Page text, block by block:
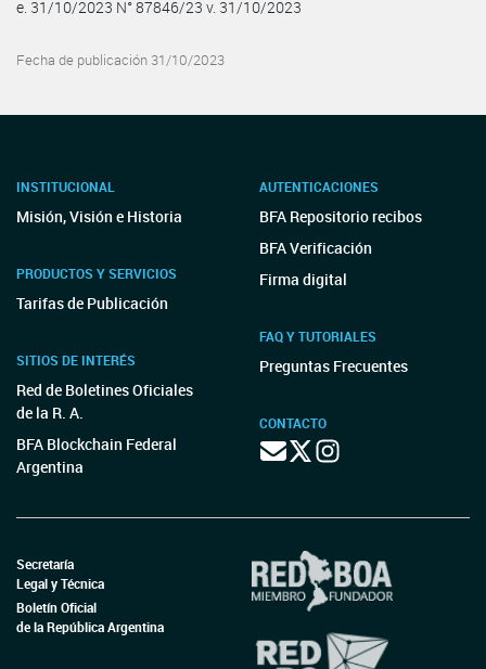
e. 31/10/2023 N° 87846/23 v. 31/10/2023
Fecha de publicación 31/10/2023
INSTITUCIONAL
Misión, Visión e Historia
PRODUCTOS Y SERVICIOS
Tarifas de Publicación
SITIOS DE INTERÉS
Red de Boletines Oficiales
de la R. A.
BFA Blockchain Federal
Argentina
AUTENTICACIONES
BFA Repositorio recibos
BFA Verificación
Firma digital
FAQ Y TUTORIALES
Preguntas Frecuentes
CONTACTO
Secretaría
Legal y Técnica
Boletín Oficial
de la República Argentina